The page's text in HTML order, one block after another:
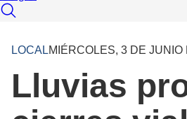
LOCALMIÉRCOLES, 3 DE JUNIO
Lluvias